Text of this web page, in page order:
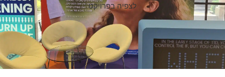
לצפיה בפרויקט